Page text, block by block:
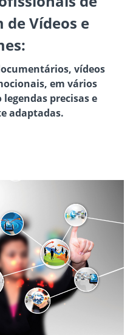
de Vídeos e
vídeos
em vários
precisas e
adaptadas.